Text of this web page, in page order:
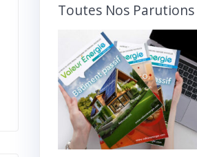
Toutes Nos Parutions